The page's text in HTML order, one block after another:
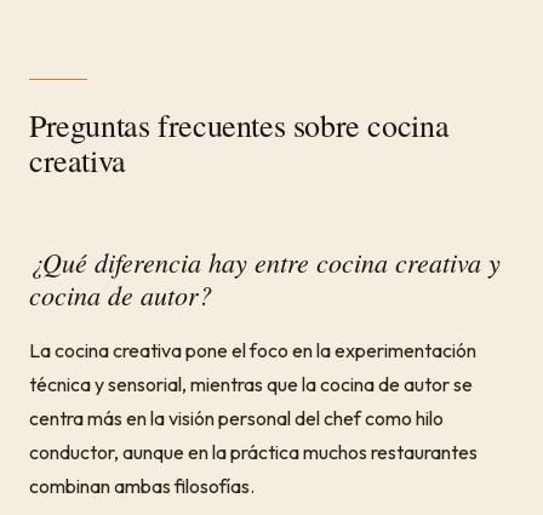
Preguntas frecuentes sobre cocina
creativa
¿Qué diferencia hay entre cocina creativa y
cocina de autor?
La cocina creativa pone el foco en la experimentación
técnica y sensorial, mientras que la cocina de autor se
centra más en la visión personal del chef como hilo
conductor, aunque en la práctica muchos restaurantes
combinan ambas filosofías.